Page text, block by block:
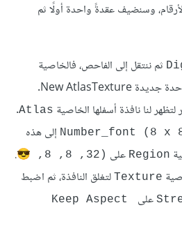
وسنضيف عقدةً واحدة أولًا ثم
ثم ننتقل إلى الفاحص، فالخاصية
، ونختار إنشاء واحدة جديدة New AtlasTexture.
لنا نافذة أسفلها الخاصية Atlas
.
Number_font (8 x إلى هذه
Region على (32, 8, 8,
😎
.
Texture لتغلق النافذة، ثم اضبط
على
Keep Aspect